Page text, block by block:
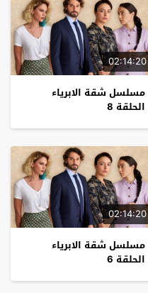
02:14:20
مسلسل شقة الابرياء
الحلقة 8
02:14:20
مسلسل شقة الابرياء
الحلقة 6